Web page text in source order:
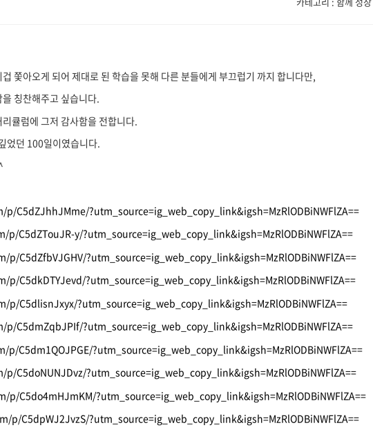
쫓아오게 되어 제대로 된 학습을 못해 다른 분들에게 부끄럽기 까지 합니다만,
칭찬해주고 싶습니다.
큘럼에 그저 감사함을 전합니다.
었던 100일이였습니다.
C5dZJhhJMme/?utm_source=ig_web_copy_link&igsh=MzRlODBiNWFlZA==
C5dZTouJR-y/?utm_source=ig_web_copy_link&igsh=MzRlODBiNWFlZA==
C5dZfbVJGHV/?utm_source=ig_web_copy_link&igsh=MzRlODBiNWFlZA==
C5dkDTYJevd/?utm_source=ig_web_copy_link&igsh=MzRlODBiNWFlZA==
C5dlisnJxyx/?utm_source=ig_web_copy_link&igsh=MzRlODBiNWFlZA==
C5dmZqbJPIf/?utm_source=ig_web_copy_link&igsh=MzRlODBiNWFlZA==
C5dm1QOJPGE/?utm_source=ig_web_copy_link&igsh=MzRlODBiNWFlZA==
C5doNUNJDvz/?utm_source=ig_web_copy_link&igsh=MzRlODBiNWFlZA==
C5do4mHJmKM/?utm_source=ig_web_copy_link&igsh=MzRlODBiNWFlZA==
p/C5dpWJ2JvzS/?utm_source=ig_web_copy_link&igsh=MzRlODBiNWFlZA==